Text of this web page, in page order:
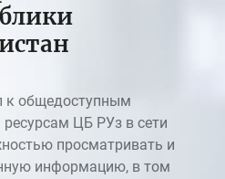
к общедоступным
ЦБ РУз в сети
просматривать и
информацию, в том